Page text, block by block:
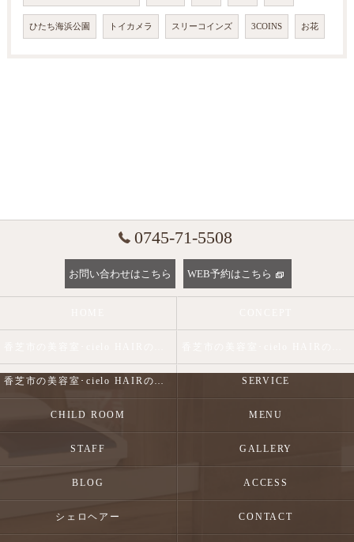
ひたち海浜公園 トイカメラ スリーコインズ 3COINS お花
0745-71-5508
お問い合わせはこちら WEB予約はこちら
香芝市の美容室･cielo HAIRのお客様の声 SERVICE
CHILD ROOM MENU
STAFF GALLERY
BLOG ACCESS
シェロヘアー CONTACT